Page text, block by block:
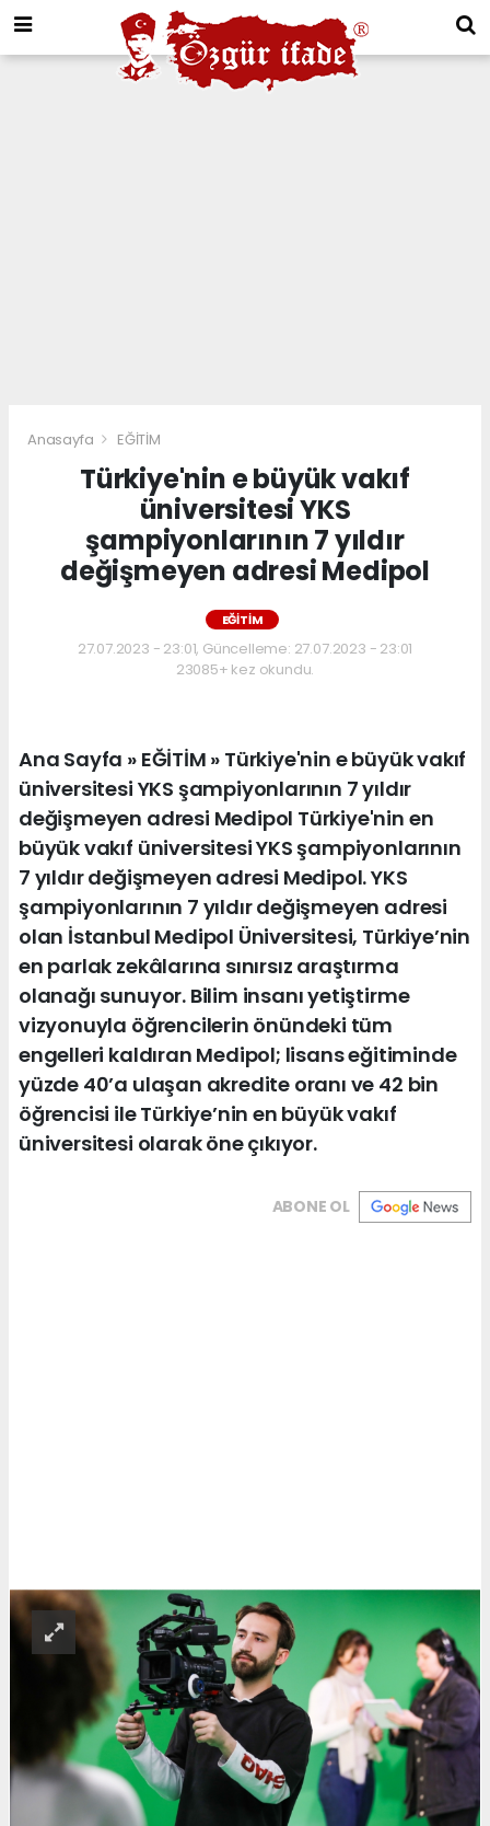
Anasayfa EĞİTİM
Türkiye'nin e büyük vakıf
üniversitesi YKS
şampiyonlarının 7 yıldır
değişmeyen adresi Medipol
EĞİTİM
27.07.2023 - 23:01, Güncelleme: 27.07.2023 - 23:01
23085+ kez okundu.
Ana Sayfa » EĞİTİM » Türkiye'nin e büyük vakıf
üniversitesi YKS şampiyonlarının 7 yıldır
değişmeyen adresi Medipol Türkiye'nin en
büyük vakıf üniversitesi YKS şampiyonlarının
7 yıldır değişmeyen adresi Medipol. YKS
şampiyonlarının 7 yıldır değişmeyen adresi
olan İstanbul Medipol Üniversitesi, Türkiye’nin
en parlak zekâlarına sınırsız araştırma
olanağı sunuyor. Bilim insanı yetiştirme
vizyonuyla öğrencilerin önündeki tüm
engelleri kaldıran Medipol; lisans eğitiminde
yüzde 40’a ulaşan akredite oranı ve 42 bin
öğrencisi ile Türkiye’nin en büyük vakıf
üniversitesi olarak öne çıkıyor.
ABONE OL